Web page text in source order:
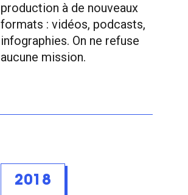
production à de nouveaux
formats : vidéos, podcasts,
infographies. On ne refuse
aucune mission.
2018